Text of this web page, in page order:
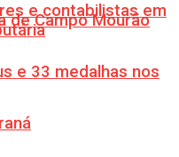
de Campo Mourão
e 33 medalhas nos
e contabilistas em